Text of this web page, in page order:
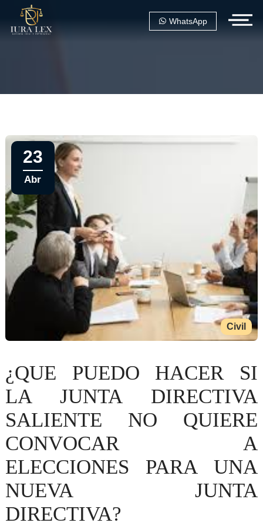
WhatsApp
Civil
23
Abr
¿QUE PUEDO HACER SI
LA JUNTA DIRECTIVA
SALIENTE NO QUIERE
CONVOCAR A
ELECCIONES PARA UNA
NUEVA JUNTA
DIRECTIVA?